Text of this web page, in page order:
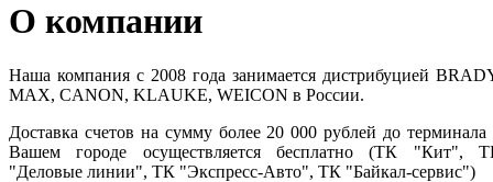
О компании
Наша компания с 2008 года занимается дистрибуцией
MAX, CANON, KLAUKE, WEICON в России.
Доставка счетов на сумму более 20 000 рублей до терминала
Вашем городе осуществляется бесплатно (ТК "Кит",
"Деловые линии", ТК "Экспресс-Авто", ТК "Байкал-сервис")